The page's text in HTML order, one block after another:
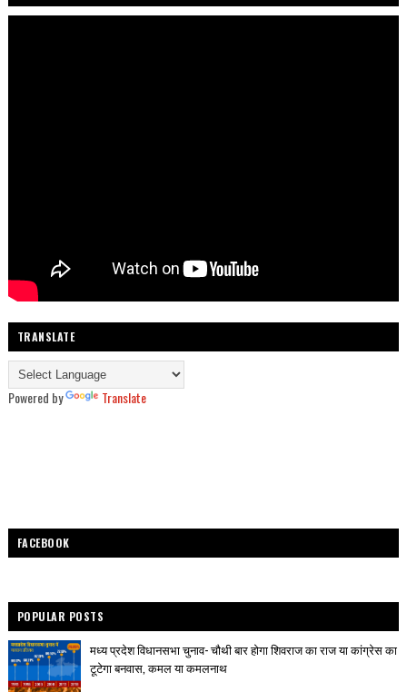
TRANSLATE
Powered by Translate
FACEBOOK
POPULAR POSTS
मध्य प्रदेश विधानसभा चुनाव- चौथी बार होगा शिवराज का राज या कांग्रेस का
टूटेगा बनवास, कमल या कमलनाथ